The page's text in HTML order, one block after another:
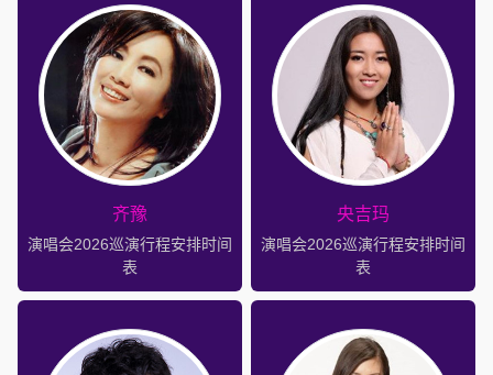
齐豫
演唱会2026巡演行程安排时间
表
央吉玛
演唱会2026巡演行程安排时间
表